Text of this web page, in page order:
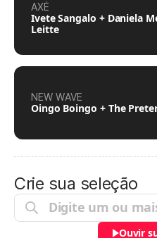
AXÉ
Ivete Sangalo + Daniela
Leitte
NEW WAVE
Oingo Boingo + The
Crie sua seleção
Ouvir